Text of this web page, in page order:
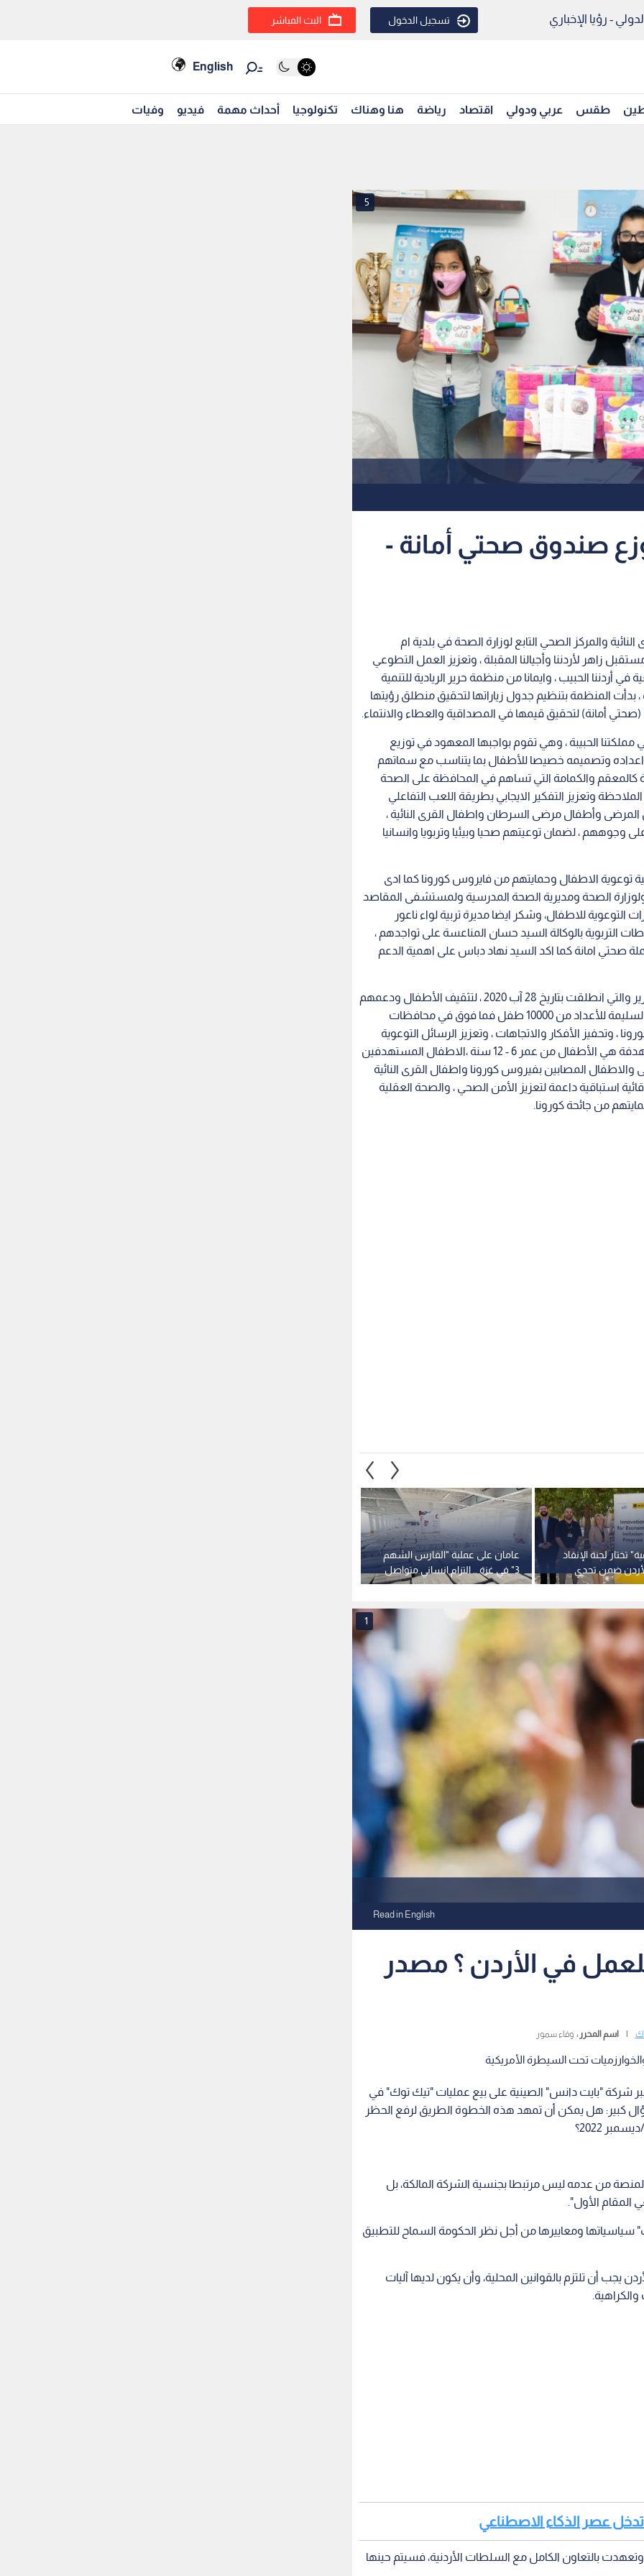
- رؤيا الإخباري تسجيل الدخول البث المباشر
English
طقس عربي ودولي اقتصاد رياضة هنا وهناك تكنولوجيا أحداث مهمة فيديو وفيات
5
صندوق صحتي أمانة -
والمركز الصحي التابع لوزارة الصحة في بلدية ام
زاهر لأردننا وأجيالنا المقبلة ، وتعزيز العمل التطوعي
أردننا الحبيب ، وايمانا من منظمة حرير الريادية للتنمية
بدأت المنظمة بتنظيم جدول زياراتها لتحقيق منطلق رؤيتها
أمانة) لتحقيق قيمها في المصداقية والعطاء والانتماء.
مملكتنا الحبيبة ، وهي تقوم بواجبها المعهود في توزيع
وتصميمه خصيصا للأطفال بما يتناسب مع سماتهم
كالمعقم والكمامة التي تساهم في المحافظة على الصحة
وتعزيز التفكير الايجابي بطريقة اللعب التفاعلي
وأطفال مرضى السرطان واطفال القرى النائية ،
وجوههم ، لضمان توعيتهم صحيا وبيئيا وتربويا وانسانيا
الاطفال وحمايتهم من فايروس كورونا كما ادى
الصحة ومديرية الصحة المدرسية ولمستشفى المقاصد
التوعوية للاطفال، وشكر ايضا مديرة تربية لواء ناعور
التربوية بالوكالة السيد حسان المناعسة على تواجدهم ،
امانة كما اكد السيد نهاد دباس على اهمية الدعم
وتعد مبادرة (صحتي أمانة) احدى الحملات التوعوية لحرير والتي انطلقت بتاريخ 28 آب 2020 ، لتثقيف الأطفال ودعمهم
نفسيا وذهنيا ، اضافة الى التوعية الصحية والتعليمية السليمة للأعداد من 10000 طفل فما فوق في محافظات
، وتحفيز الأفكار والاتجاهات ، وتعزيز الرسائل التوعوية
لأبرز الارشادات والسلوكيات الايجابية ، والفئة المستهدفة هي الأطفال من عمر 6 - 12 سنة ،الاطفال المستهدفين
المصابين بفيروس كورونا واطفال القرى النائية
استباقية داعمة لتعزيز الأمن الصحي ، والصحة العقلية
من جائحة كورونا.
عامان على عملية "الفارس الشهم
3" في غزة .. التزام انساني متواصل
تختار لجنة الإنقاذ
ضمن تحدي
1
Read in English
في الأردن ؟ مصدر
اسم المحرر :وفاء سمور
تحت السيطرة الأمريكية
شركة "بايت دانس" الصينية على بيع عمليات "تيك توك" في
كبير: هل يمكن أن تمهد هذه الخطوة الطريق لرفع الحظر
2022؟
من عدمه ليس مرتبطا بجنسية الشركة المالكة، بل
المقام الأول".
ومعاييرها من أجل نظر الحكومة السماح للتطبيق
أن تلتزم بالقوانين المحلية، وأن يكون لديها آليات
عصر الذكاء الاصطناعي
بالتعاون الكامل مع السلطات الأردنية، فسيتم حينها